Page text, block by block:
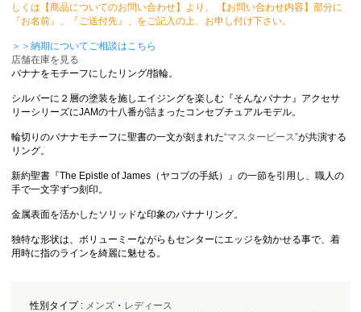
しくは【商品についてのお問い合わせ】より、 【お問い合わせ内容】部分に
『お名前』、『ご送付先』、をご記入の上、お申し付け下さい。
＞＞納期についてご相談はこちら
店舗在庫を見る
バナナをモチーフにしたリング/指輪。
シルバーに２層の塗装を施しエイジングを楽しむ『そんなバナナ』アクセサ
リーシリーズにJAMの十八番が詰まったコンセプチュアルモデル。
輪切りのバナナモチーフに聖書の一文が刻まれた“マスターピース”が共演する
リング。
新約聖書『The Epistle of James（ヤコブの手紙）』の一節を引用し、職人の
手で一文字ずつ刻印。
金属表面を活かしたソリッドな印象のバナナリング。
独特な形状は、ボリューミーながらもセンターにエッジを効かせる事で、着
用時に指のラインを綺麗に魅せる。
性別タイプ : メンズ・ レディース